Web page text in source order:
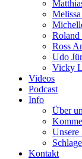
Roland
Ross
Udo
Vicky
Videos
Podcast
Info
Über
Unsere
Kontakt